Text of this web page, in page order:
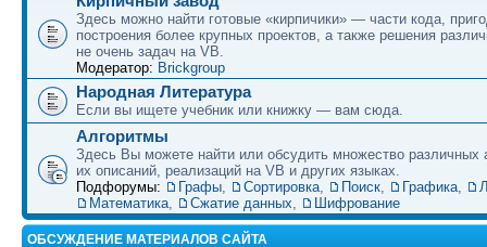
Здесь можно найти готовые «кирпичики» — части кода,
построения более крупных проектов, а также решения
не очень задач на VB.
Модератор: Brickgroup
Народная Литература
Если вы ищете учебник или книжку — вам сюда.
Алгоритмы
Здесь Вы можете найти или обсудить множество различных
их описаний, реализаций на VB и других языках.
Подфорумы:
Графы, Сортировка, Поиск, Графика,
Математика, Сжатие данных, Шифрование
ОБСУЖДЕНИЕ МАТЕРИАЛОВ САЙТА